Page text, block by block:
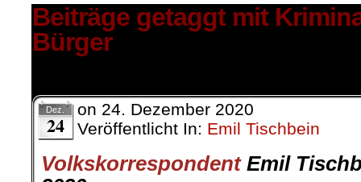
Beiträge getaggt mit
Bürger
Dez.
24
on 24. Dezember 2020
Veröffentlicht In: Emil Tischbein
VolkskorrespondentEmil